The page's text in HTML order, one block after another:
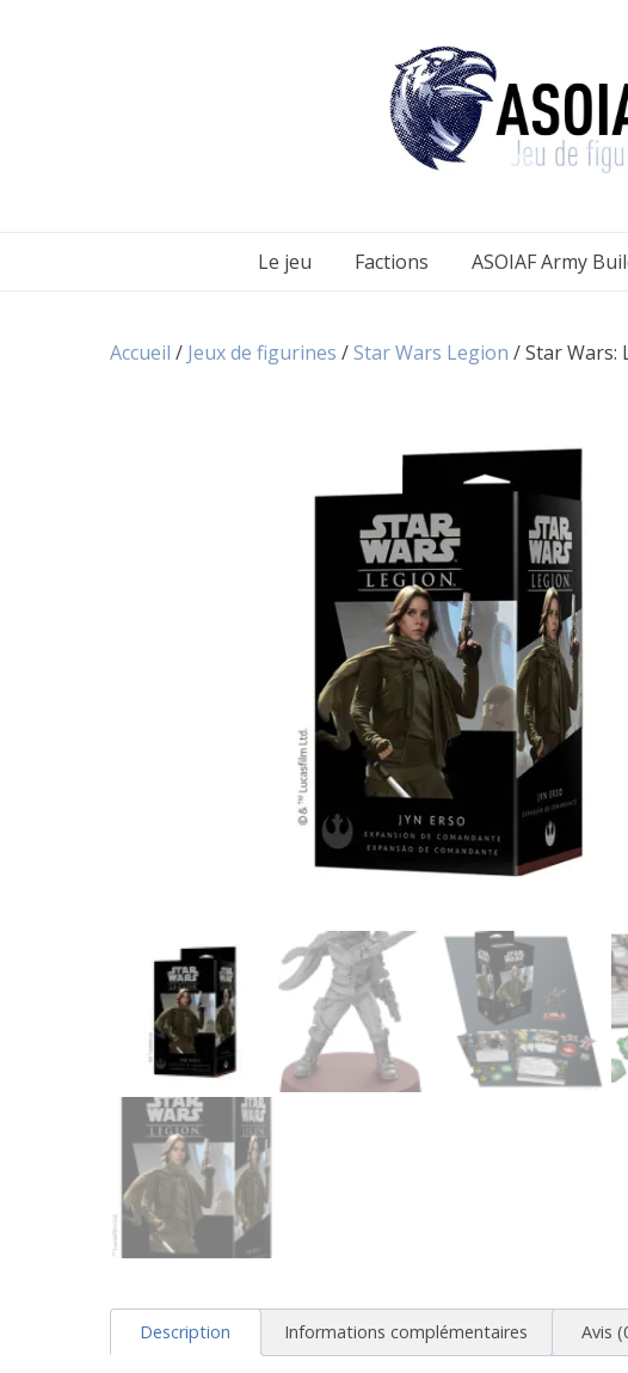
Le jeu Factions ASOIAF Army
Accueil / Jeux de figurines /Star Wars Legion / Star Wars:
Description Informations complémentaires Avis